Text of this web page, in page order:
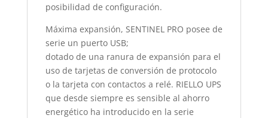
posibilidad de configuración.
Máxima expansión, SENTINEL PRO posee de
serie un puerto USB;
dotado de una ranura de expansión para el
uso de tarjetas de conversión de protocolo
o la tarjeta con contactos a relé. RIELLO UPS
que desde siempre es sensible al ahorro
energético ha introducido en la serie